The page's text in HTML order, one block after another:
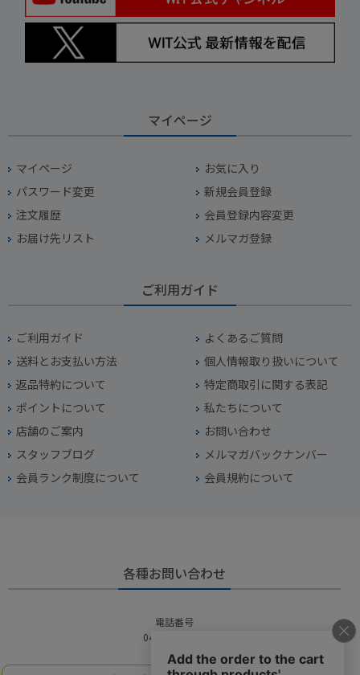
マイページ
マイページ
お気に入り
パスワード変更
新規会員登録
注文履歴
会員登録内容変更
お届け先リスト
メルマガ登録
ご利用ガイド
ご利用ガイド
よくあるご質問
送料とお支払い方法
個人情報取り扱いについて
返品特約について
特定商取引に関する表記
ポイントについて
私たちについて
店舗のご案内
お問い合わせ
スタッフブログ
メルマガバックナンバー
会員ランク制度について
会員規約について
各種お問い合わせ
電話番号
045-949-2451
営業時間